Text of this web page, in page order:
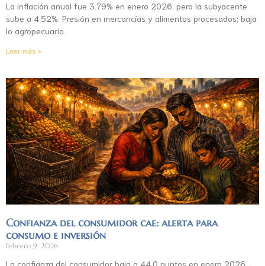
La inflación anual fue 3.79% en enero 2026, pero la subyacente
sube a 4.52%. Presión en mercancías y alimentos procesados; baja
lo agropecuario.
Leer más »
Confianza del consumidor cae: alerta para
consumo e inversión
febrero 9, 2026
La confianza del consumidor baja a 44.0 puntos en enero 2026.